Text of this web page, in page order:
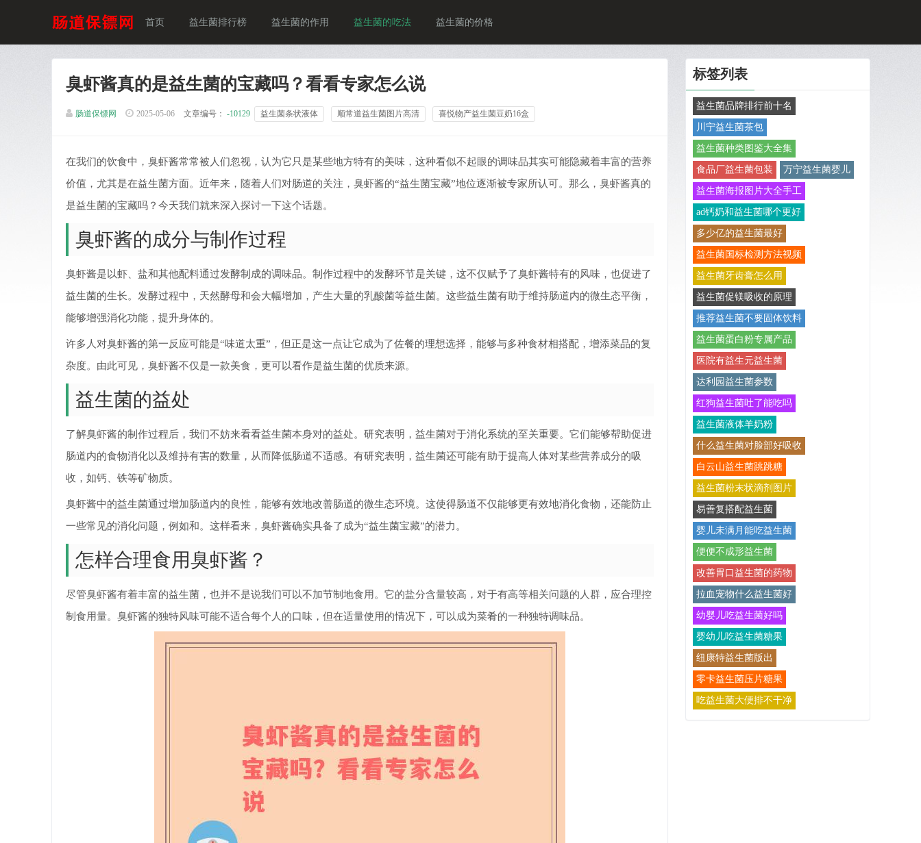
首页 益生菌排行榜 益生菌的作用 益生菌的吃法 益生菌的价格
臭虾酱真的是益生菌的宝藏吗？看看专家怎么说
肠道保镖网 2025-05-06 文章编号： -10129 益生菌条状液体 顺常道益生菌图片高清 喜悦物产益生菌豆奶16盒
在我们的饮食中，臭虾酱常常被人们忽视，认为它只是某些地方特有的美味，这种看似不起眼的调味品其实可能隐藏着丰富的营养
价值，尤其是在益生菌方面。近年来，随着人们对肠道的关注，臭虾酱的“益生菌宝藏”地位逐渐被专家所认可。那么，臭虾酱真的
是益生菌的宝藏吗？今天我们就来深入探讨一下这个话题。
臭虾酱的成分与制作过程
臭虾酱是以虾、盐和其他配料通过发酵制成的调味品。制作过程中的发酵环节是关键，这不仅赋予了臭虾酱特有的风味，也促进了
益生菌的生长。发酵过程中，天然酵母和会大幅增加，产生大量的乳酸菌等益生菌。这些益生菌有助于维持肠道内的微生态平衡，
能够增强消化功能，提升身体的。
许多人对臭虾酱的第一反应可能是“味道太重”，但正是这一点让它成为了佐餐的理想选择，能够与多种食材相搭配，增添菜品的复
杂度。由此可见，臭虾酱不仅是一款美食，更可以看作是益生菌的优质来源。
益生菌的益处
了解臭虾酱的制作过程后，我们不妨来看看益生菌本身对的益处。研究表明，益生菌对于消化系统的至关重要。它们能够帮助促进
肠道内的食物消化以及维持有害的数量，从而降低肠道不适感。有研究表明，益生菌还可能有助于提高人体对某些营养成分的吸
收，如钙、铁等矿物质。
臭虾酱中的益生菌通过增加肠道内的良性，能够有效地改善肠道的微生态环境。这使得肠道不仅能够更有效地消化食物，还能防止
一些常见的消化问题，例如和。这样看来，臭虾酱确实具备了成为“益生菌宝藏”的潜力。
怎样合理食用臭虾酱？
尽管臭虾酱有着丰富的益生菌，也并不是说我们可以不加节制地食用。它的盐分含量较高，对于有高等相关问题的人群，应合理控
制食用量。臭虾酱的独特风味可能不适合每个人的口味，但在适量使用的情况下，可以成为菜肴的一种独特调味品。
标签列表
益生菌品牌排行前十名
川宁益生菌茶包
益生菌种类图鉴大全集
食品厂益生菌包装 万宁益生菌婴儿
益生菌海报图片大全手工
ad钙奶和益生菌哪个更好
多少亿的益生菌最好
益生菌国标检测方法视频
益生菌牙齿膏怎么用
益生菌促镁吸收的原理
推荐益生菌不要固体饮料
益生菌蛋白粉专属产品
医院有益生元益生菌
达利园益生菌参数
红狗益生菌吐了能吃吗
益生菌液体羊奶粉
什么益生菌对脸部好吸收
白云山益生菌跳跳糖
益生菌粉末状滴剂图片
易善复搭配益生菌
婴儿未满月能吃益生菌
便便不成形益生菌
改善胃口益生菌的药物
拉血宠物什么益生菌好
幼婴儿吃益生菌好吗
婴幼儿吃益生菌糖果
纽康特益生菌版出
零卡益生菌压片糖果
吃益生菌大便排不干净